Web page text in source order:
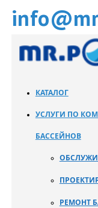
КАТАЛОГ
УСЛУГИ ПО
БАССЕЙНОВ
РЕМОНТ